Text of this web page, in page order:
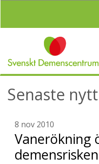
l
Senaste nytt
8 nov 2010
Vanerökning
demensrisken